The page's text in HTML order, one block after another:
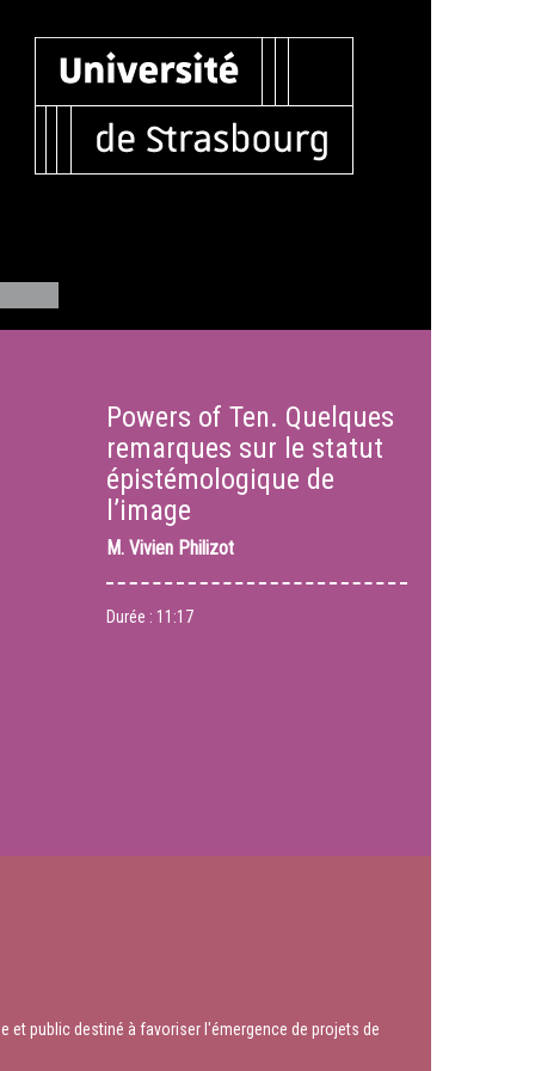
Powers of Ten. Quelques
remarques sur le statut
épistémologique de
l’image
M. Vivien Philizot
Durée : 11:17
et public destiné à favoriser l'émergence de projets de